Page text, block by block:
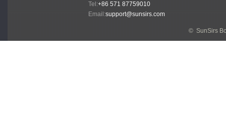
Tel:+86 571 87759010
Email:support@sunsirs.com
© SunSirs